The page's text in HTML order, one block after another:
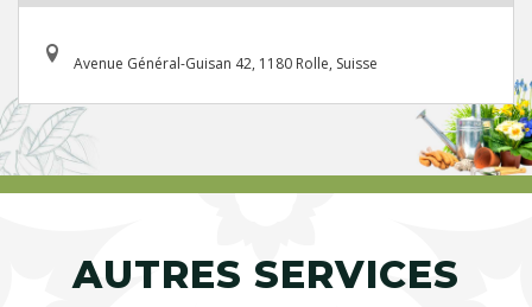
Avenue Général-Guisan 42, 1180 Rolle, Suisse
AUTRES SERVICES